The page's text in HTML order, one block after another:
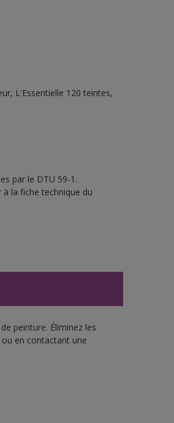
L'Essentielle 120 teintes,
par le DTU 59-1.
la fiche technique du
peinture. Éliminez les
en contactant une